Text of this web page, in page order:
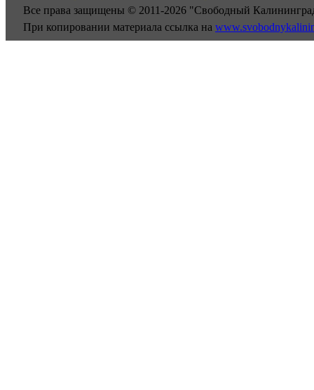
Все права защищены © 2011-2026 "Свободный
При копировании материала ссылка на